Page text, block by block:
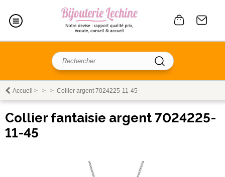
Accueil > > > Collier argent 7024225-11-45
Collier fantaisie argent 7024225-
11-45